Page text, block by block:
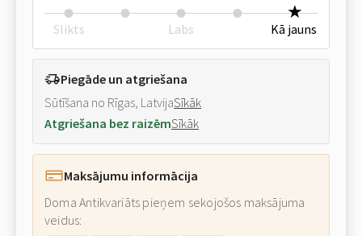
Slikts Labs Kā jauns
Piegāde un atgriešana
Sūtīšana no Rīgas, LatvijaSīkāk
Atgriešana bez raizēmSīkāk
Maksājumu informācija
Doma Antikvariāts pieņem sekojošos maksājuma
veidus: